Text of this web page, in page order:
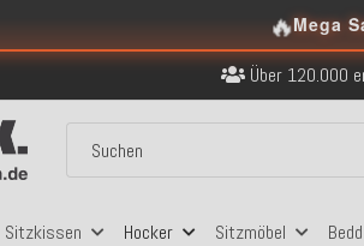
🔥Mega
Kostenloser Versand
Über 120.000
Sicher
Kostenloser Versand
Sitzkissen Hocker Sitzmöbel